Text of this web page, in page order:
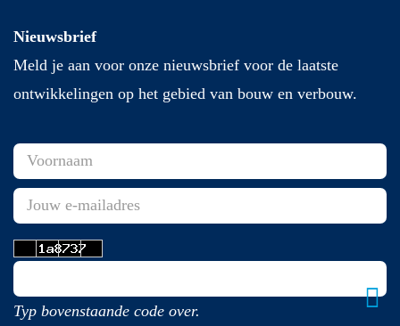
Nieuwsbrief
Meld je aan voor onze nieuwsbrief voor de laatste
ontwikkelingen op het gebied van bouw en verbouw.
Typ bovenstaande code over.